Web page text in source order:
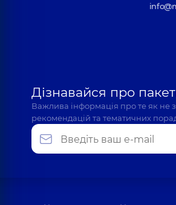
Дізнавайся про
Важлива інформація про те як не
рекомендацій та тематичних